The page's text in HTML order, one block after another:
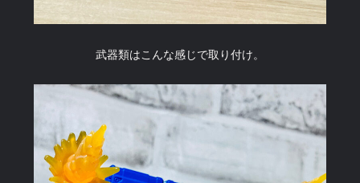
武器類はこんな感じで取り付け。